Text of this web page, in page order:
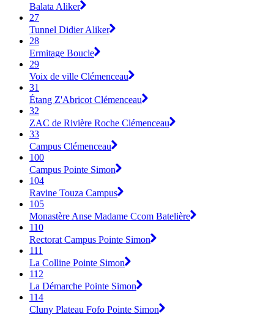
Balata Aliker
27
Tunnel Didier Aliker
28
Ermitage Boucle
29
Voix de ville Clémenceau
31
Étang Z'Abricot Clémenceau
32
ZAC de Rivière Roche Clémenceau
33
Campus Clémenceau
100
Campus Pointe Simon
104
Ravine Touza Campus
105
Monastère Anse Madame Ccom Batelière
110
Rectorat Campus Pointe Simon
111
La Colline Pointe Simon
112
La Démarche Pointe Simon
114
Cluny Plateau Fofo Pointe Simon